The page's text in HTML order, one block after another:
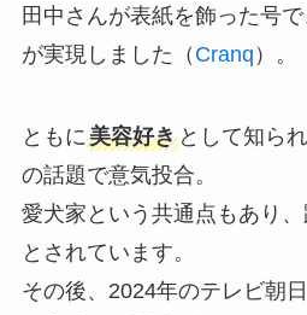
田中さんが表紙を飾った号
が実現しました（ Cranq ）。
ともに美容好きとして知ら
の話題で意気投合。
愛犬家という共通点もあり
とされています。
その後、2024年のテレビ朝